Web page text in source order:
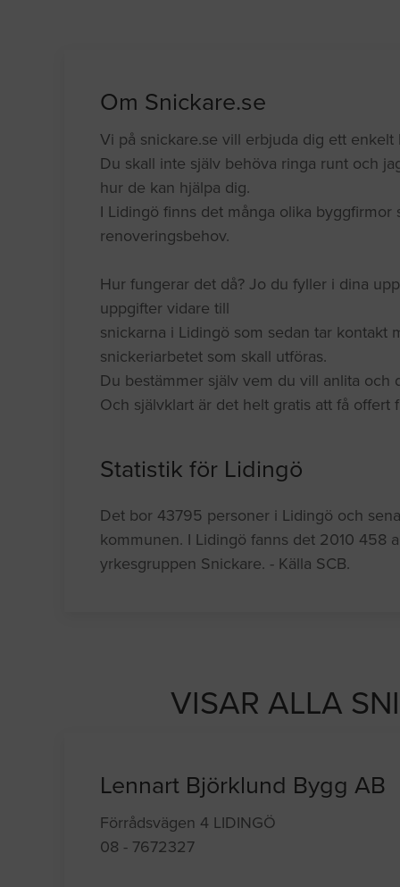
Om Snickare.se
Vi på snickare.se vill erbjuda dig ett
Du skall inte själv behöva ringa runt och
hur de kan hjälpa dig.
I Lidingö finns det många olika byggfirmor
renoveringsbehov.
Hur fungerar det då? Jo du fyller i dina
uppgifter vidare till
snickarna i Lidingö som sedan tar kontakt
snickeriarbetet som skall utföras.
Du bestämmer själv vem du vill anlita
Och självklart är det helt gratis att få offert
Statistik för Lidingö
Det bor 43795 personer i Lidingö och
kommunen. I Lidingö fanns det 2010 458
yrkesgruppen Snickare. - Källa SCB.
VISAR ALLA
Lennart Björklund Bygg AB
Förrådsvägen 4 LIDINGÖ
08 - 7672327